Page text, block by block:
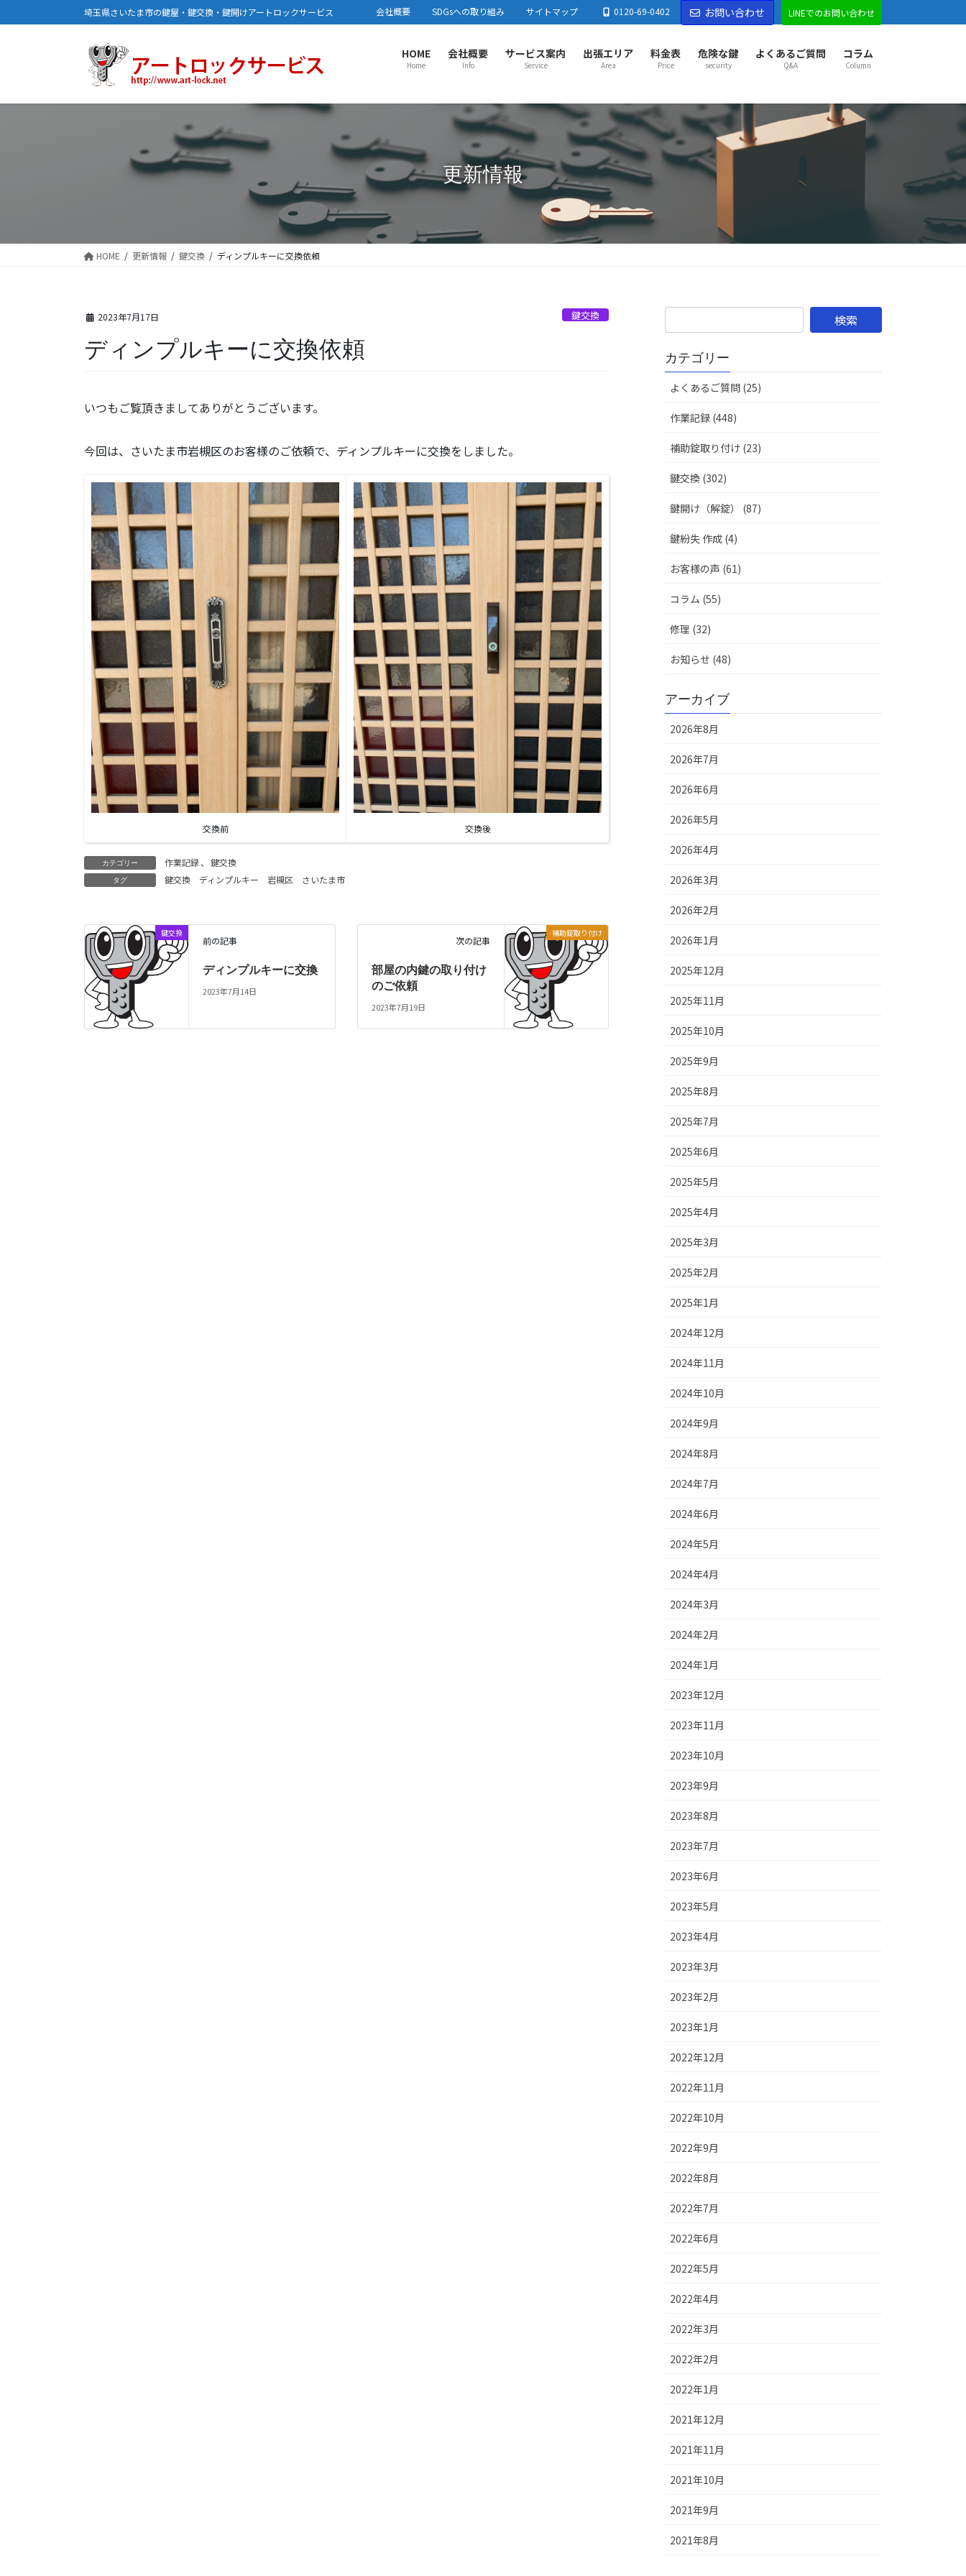
ン
ビ
埼玉県さいたま市の鍵屋・鍵交換・鍵開けアートロックサービス 会社概要 SDGsへの取り組み サイトマップ 0120-69-0402 お問い合わせ LINEでのお問い合わせ
HOME
Home
会社概要
Info
サービス案内
Service
出張エリア
Area
さいたま市センター
さいたま市川口市蕨市戸田市
足立区
練馬区
春日部市センター
春日部市越谷市 草加市八潮市
吉川市
加須市 久喜市幸手市宮代町杉戸町松伏町
松戸市
流山市
古河市 五霞町境町
上尾市センター
上尾市蓮田市行田市羽生市鴻巣市 桶川市北本市
白岡市伊奈町川島町吉見町
川越市センター
川越市東松山市 坂戸市鶴ヶ島市
毛呂山町
朝霞市志木市和光市
新座市富士見市日高市 東村山市周辺
熊谷市センター
熊谷市秩父市 深谷市
上里町寄居町
栃木市足利市伊勢崎市太田市館林市邑楽郡
料金表
Price
危険な鍵
security
よくあるご質問
Q&A
コラム
Column
更新情報
HOME 更新情報 鍵交換 ディンプルキーに交換依頼
2023年7月17日 鍵交換
ディンプルキーに交換依頼
いつもご覧頂きましてありがとうございます。
今回は、さいたま市岩槻区のお客様のご依頼で、ディンプルキーに交換をしました。
交換前 交換後
カテゴリー 作業記録、 鍵交換
タグ 鍵交換 ディンプルキー 岩槻区 さいたま市
鍵交換
前の記事
ディンプルキーに交換
2023年7月14日
補助錠取り付け
次の記事
部屋の内鍵の取り付け
のご依頼
2023年7月19日
カテゴリー
よくあるご質問 (25)
作業記録 (448)
補助錠取り付け (23)
鍵交換 (302)
鍵開け（解錠） (87)
鍵紛失 作成 (4)
お客様の声 (61)
コラム (55)
修理 (32)
お知らせ (48)
アーカイブ
2026年8月
2026年7月
2026年6月
2026年5月
2026年4月
2026年3月
2026年2月
2026年1月
2025年12月
2025年11月
2025年10月
2025年9月
2025年8月
2025年7月
2025年6月
2025年5月
2025年4月
2025年3月
2025年2月
2025年1月
2024年12月
2024年11月
2024年10月
2024年9月
2024年8月
2024年7月
2024年6月
2024年5月
2024年4月
2024年3月
2024年2月
2024年1月
2023年12月
2023年11月
2023年10月
2023年9月
2023年8月
2023年7月
2023年6月
2023年5月
2023年4月
2023年3月
2023年2月
2023年1月
2022年12月
2022年11月
2022年10月
2022年9月
2022年8月
2022年7月
2022年6月
2022年5月
2022年4月
2022年3月
2022年2月
2022年1月
2021年12月
2021年11月
2021年10月
2021年9月
2021年8月